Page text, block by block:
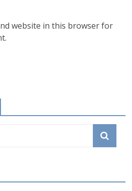
website in this browser for